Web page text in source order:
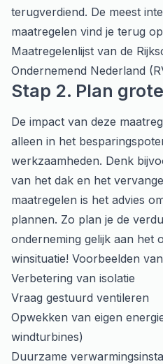
terugverdiend. De meest
maatregelen vind je terug
Maatregelenlijst van de
Ondernemend Nederland
Stap 2. Plan
De impact van deze
alleen in het
werkzaamheden. Denk
van het dak en het
maatregelen is het advies
plannen. Zo plan je de
onderneming gelijk aan het
winsituatie! Voorbeelden
Verbetering van isolatie
Vraag gestuurd ventileren
Opwekken van eigen
windturbines)
Duurzame